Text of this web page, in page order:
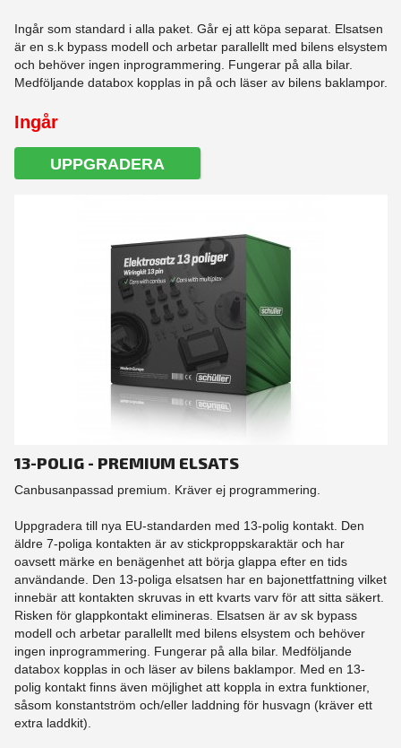
Ingår som standard i alla paket. Går ej att köpa separat. Elsatsen
är en s.k bypass modell och arbetar parallellt med bilens elsystem
och behöver ingen inprogrammering. Fungerar på alla bilar.
Medföljande databox kopplas in på och läser av bilens baklampor.
Ingår
UPPGRADERA
13-POLIG - PREMIUM ELSATS
Canbusanpassad premium. Kräver ej programmering.
Uppgradera till nya EU-standarden med 13-polig kontakt. Den
äldre 7-poliga kontakten är av stickproppskaraktär och har
oavsett märke en benägenhet att börja glappa efter en tids
användande. Den 13-poliga elsatsen har en bajonettfattning vilket
innebär att kontakten skruvas in ett kvarts varv för att sitta säkert.
Risken för glappkontakt elimineras. Elsatsen är av sk bypass
modell och arbetar parallellt med bilens elsystem och behöver
ingen inprogrammering. Fungerar på alla bilar. Medföljande
databox kopplas in och läser av bilens baklampor. Med en 13-
polig kontakt finns även möjlighet att koppla in extra funktioner,
såsom konstantström och/eller laddning för husvagn (kräver ett
extra laddkit).